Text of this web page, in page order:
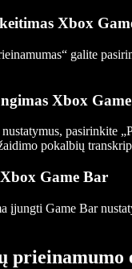
Xbox
galite
Xbox
pasirinkite
pokalbių
Game Bar
įjungti Game Bar
prieinamumo